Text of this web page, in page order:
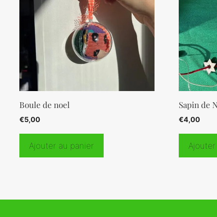
Boule de noel
€5,00
Ajouter au panier
Sapin de
€4,00